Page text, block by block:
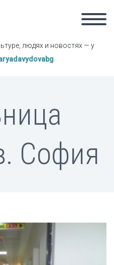
людях и новостях — у
София